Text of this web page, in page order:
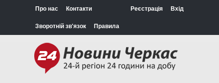
Про нас Контакти
Зворотній зв'язок Правила
Реєстрація Вхід